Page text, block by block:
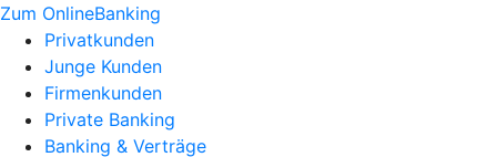
Zum OnlineBanking
Privatkunden
Junge Kunden
Firmenkunden
Private Banking
Banking & Verträge